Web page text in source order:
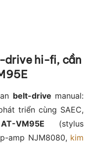
drive hi-fi, cần
belt-drive manual:
triển cùng SAEC,
VM95E (stylus
amp NJM8080, kim